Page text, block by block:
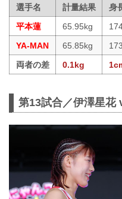
選手名 計量結果 身
平本蓮
65.95kg
YA-MAN
65.85kg
両者の差
0.1kg
第13試合／伊澤星花